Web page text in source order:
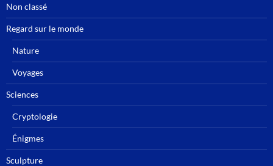
Non classé
Regard sur le monde
Nature
Voyages
Sciences
Cryptologie
Énigmes
Sculpture